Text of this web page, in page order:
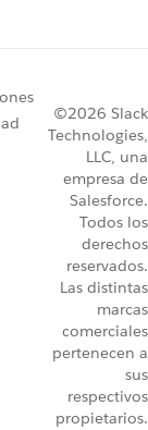
©2026 Slack
Technologies,
LLC, una
empresa de
Salesforce.
Todos los
derechos
reservados.
Las distintas
marcas
comerciales
pertenecen a
sus
respectivos
propietarios.